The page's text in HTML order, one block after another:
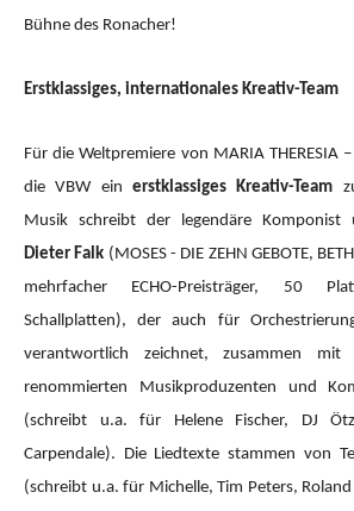
Bühne des Ronacher!
Erstklassiges, internationales Kreativ-Team
Für die Weltpremiere von MARIA THERESIA
die VBW ein erstklassiges Kreativ-Team
Musik schreibt der legendäre Komponist
Dieter Falk (MOSES - DIE ZEHN GEBOTE,
mehrfacher ECHO-Preisträger, 50
Schallplatten), der auch für
verantwortlich zeichnet, zusammen mit
renommierten Musikproduzenten und
(schreibt u.a. für Helene Fischer, DJ
Carpendale). Die Liedtexte stammen von
(schreibt u.a. für Michelle, Tim Peters, Roland